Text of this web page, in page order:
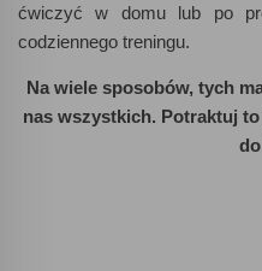
ćwiczyć w domu lub po
codziennego treningu.
Na wiele sposobów, tych
nas wszystkich. Potraktuj